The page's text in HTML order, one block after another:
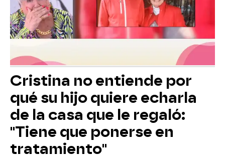
Cristina no entiende por
qué su hijo quiere echarla
de la casa que le regaló:
"Tiene que ponerse en
tratamiento"